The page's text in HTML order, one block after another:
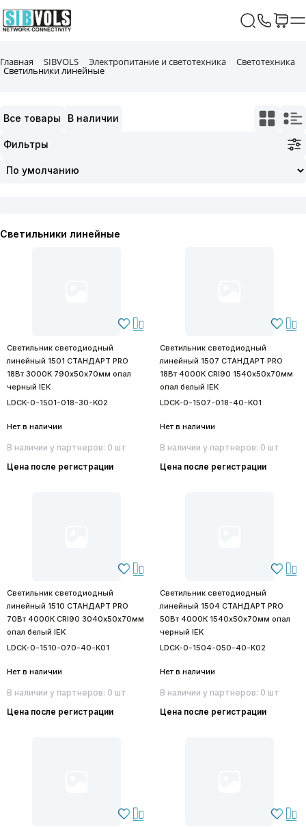
Главная SIBVOLS Электропитание и светотехника Светотехника
Светильники линейные
Все товары В наличии
Фильтры
Светильники линейные
Светильник светодиодный
линейный 1501 СТАНДАРТ PRO
18Вт 3000К 790х50х70мм опал
черный IEK
LDCK-0-1501-018-30-K02
Нет в наличии
В наличии у партнеров: 0 шт
Цена после регистрации
Светильник светодиодный
линейный 1507 СТАНДАРТ PRO
18Вт 4000К CRI90 1540х50х70мм
опал белый IEK
LDCK-0-1507-018-40-K01
Нет в наличии
В наличии у партнеров: 0 шт
Цена после регистрации
Светильник светодиодный
линейный 1510 СТАНДАРТ PRO
70Вт 4000К CRI90 3040х50х70мм
опал белый IEK
LDCK-0-1510-070-40-K01
Нет в наличии
В наличии у партнеров: 0 шт
Цена после регистрации
Светильник светодиодный
линейный 1504 СТАНДАРТ PRO
50Вт 4000К 1540х50х70мм опал
черный IEK
LDCK-0-1504-050-40-K02
Нет в наличии
В наличии у партнеров: 0 шт
Цена после регистрации